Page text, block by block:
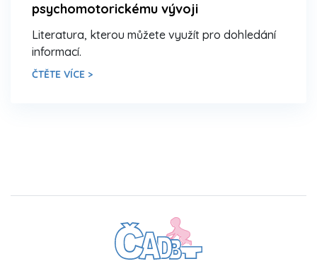
psychomotorickému vývoji
Literatura, kterou můžete využít pro dohledání
informací.
ČTĚTE VÍCE >